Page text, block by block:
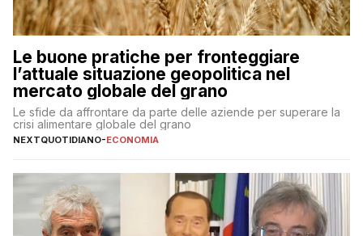
Le buone pratiche per fronteggiare
l’attuale situazione geopolitica nel
mercato globale del grano
Le sfide da affrontare da parte delle aziende per superare la
crisi alimentare globale del grano
NEXTQUOTIDIANO-ECONOMIA